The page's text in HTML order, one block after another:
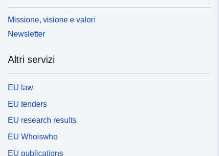
Missione, visione e valori
Newsletter
Altri servizi
EU law
EU tenders
EU research results
EU Whoiswho
EU publications